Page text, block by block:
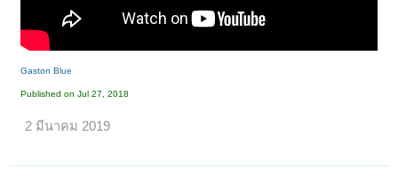
Gaston Blue
Published on Jul 27, 2018
2 มีนาคม 2019